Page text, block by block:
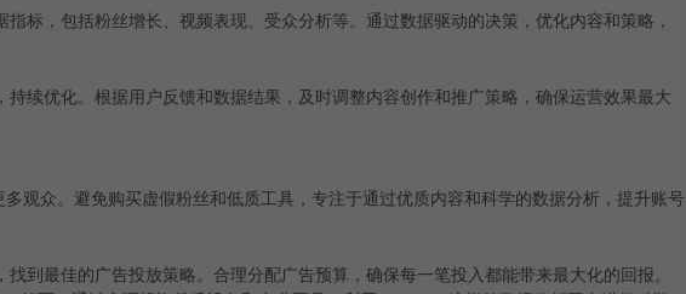
标，包括粉丝增长、视频表现、受众分析等。通过数据驱动的决策，优化内容和策略，
续优化。根据用户反馈和数据结果，及时调整内容创作和推广策略，确保运营效果最大
观众。避免购买虚假粉丝和低质工具，专注于通过优质内容和科学的数据分析，提升账号
到最佳的广告投放策略。合理分配广告预算，确保每一笔投入都能带来最大化的回报。